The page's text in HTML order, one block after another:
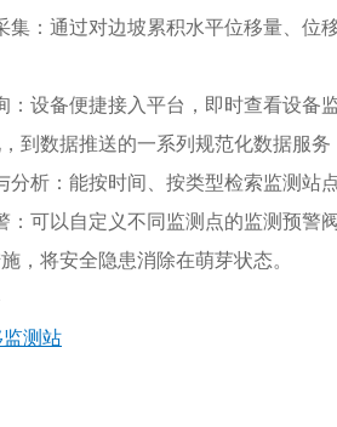
集：通过对边坡累积水平位移量、位
：设备便捷接入平台，即时查看设备
到数据推送的一系列规范化数据服
分析：能按时间、按类型检索监测站
：可以自定义不同监测点的监测预警
，将安全隐患消除在萌芽状态。
监测站